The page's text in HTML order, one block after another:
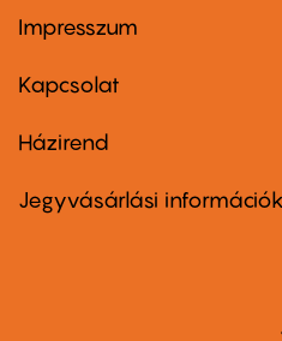
Footer
first
Impresszum
Kapcsolat
Footer
second
Házirend
Jegyvásárlási információk